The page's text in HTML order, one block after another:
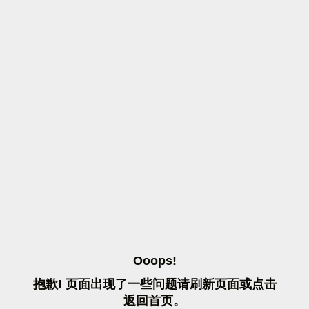
OOOPS!
抱歉! 页面出现了一些问题请刷 新页面或点击
返 回首页。